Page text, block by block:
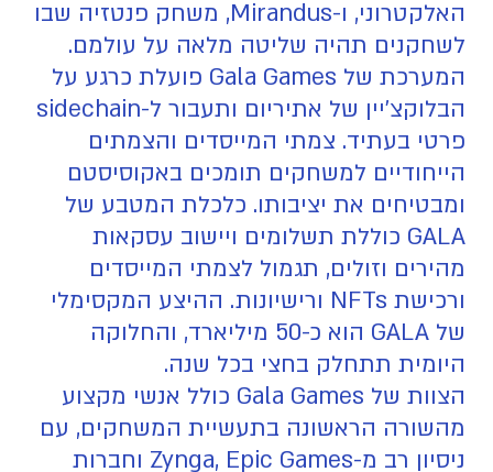
האלקטרוני, ו-Mirandus, משחק פנטזיה שבו
לשחקנים תהיה שליטה מלאה על עולמם.
המערכת של Gala Games פועלת כרגע על
הבלוקצ'יין של אתיריום ותעבור ל-sidechain
פרטי בעתיד. צמתי המייסדים והצמתים
הייחודיים למשחקים תומכים באקוסיסטם
ומבטיחים את יציבותו. כלכלת המטבע של
GALA כוללת תשלומים ויישוב עסקאות
מהירים וזולים, תגמול לצמתי המייסדים
ורכישת NFTs ורישיונות. ההיצע המקסימלי
של GALA הוא כ-50 מיליארד, והחלוקה
היומית תתחלק בחצי בכל שנה.
הצוות של Gala Games כולל אנשי מקצוע
מהשורה הראשונה בתעשיית המשחקים, עם
ניסיון רב מ-Zynga, Epic Games וחברות